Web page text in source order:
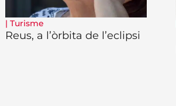
| Turisme
Reus, a l’òrbita de l’eclipsi